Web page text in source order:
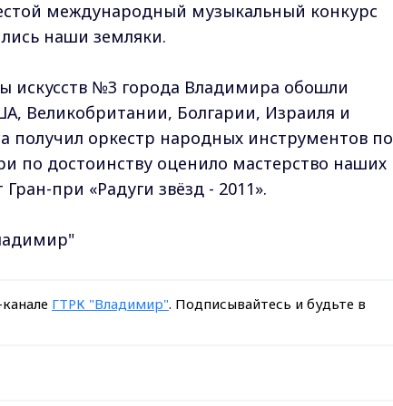
международный музыкальный конкурс
наши земляки.
искусств №3 города Владимира обошли
Великобритании, Болгарии, Израиля и
получил оркестр народных инструментов
по достоинству оценило мастерство наших
при «Радуги звёзд - 2011».
ГТРК "Владимир". Подписывайтесь и будьте в